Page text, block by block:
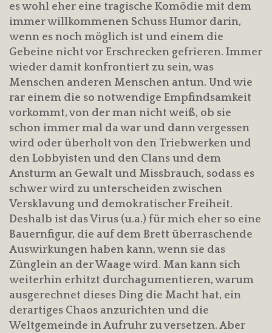
es wohl eher eine tragische Komödie mit dem
immer willkommenen Schuss Humor darin,
wenn es noch möglich ist und einem die
Gebeine nicht vor Erschrecken gefrieren. Immer
wieder damit konfrontiert zu sein, was
Menschen anderen Menschen antun. Und wie
rar einem die so notwendige Empfindsamkeit
vorkommt, von der man nicht weiß, ob sie
schon immer mal da war und dann vergessen
wird oder überholt von den Triebwerken und
den Lobbyisten und den Clans und dem
Ansturm an Gewalt und Missbrauch, sodass es
schwer wird zu unterscheiden zwischen
Versklavung und demokratischer Freiheit.
Deshalb ist das Virus (u.a.) für mich eher so eine
Bauernfigur, die auf dem Brett überraschende
Auswirkungen haben kann, wenn sie das
Zünglein an der Waage wird. Man kann sich
weiterhin erhitzt durchagumentieren, warum
ausgerechnet dieses Ding die Macht hat, ein
derartiges Chaos anzurichten und die
Weltgemeinde in Aufruhr zu versetzen. Aber